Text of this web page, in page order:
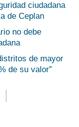
ciudadana
de Ceplan
no debe
de mayor
de su valor”